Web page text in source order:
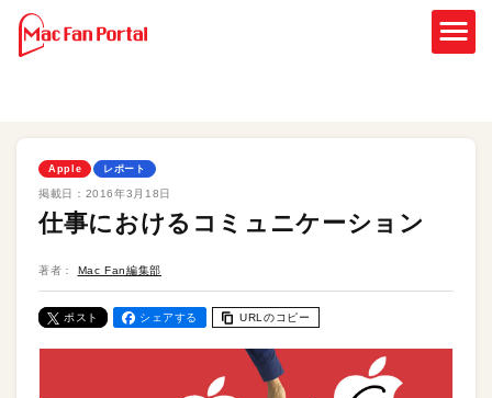
Apple レポート
掲載日： 2016年3月18日
仕事におけるコミュニケーション
著者： Mac Fan編集部
ポスト シェアする URLのコピー